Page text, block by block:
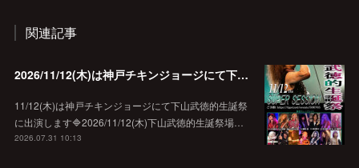
関連記事
2026/11/12(木)は神戸チキンジョージにて下山武徳的生誕祭に出演します♪
11/12(木)は神戸チキンジョージにて下山武徳的生誕祭
に出演します🔷2026/11/12(木)下山武徳的生誕祭場…
2026.07.31 10:13